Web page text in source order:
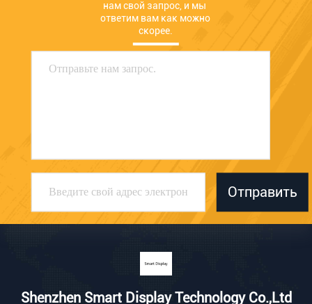
нам свой запрос, и мы
ответим вам как можно
скорее.
Отправить
Shenzhen Smart Display Technology Co.,Ltd